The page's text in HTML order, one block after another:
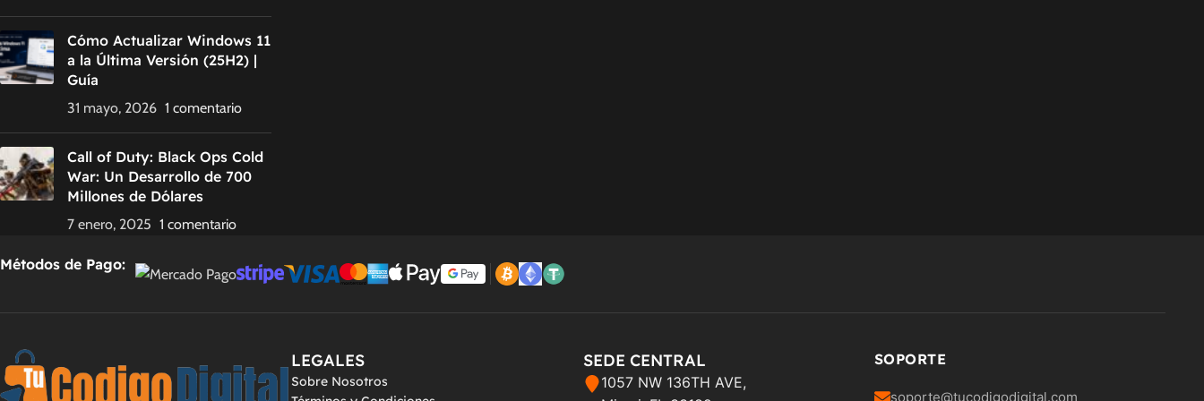
Cómo Actualizar Windows 11
a la Última Versión (25H2) |
Guía
31 mayo, 2026 1 comentario
Call of Duty: Black Ops Cold
War: Un Desarrollo de 700
Millones de Dólares
7 enero, 2025 1 comentario
Métodos de Pago:
LEGALES
Sobre Nosotros
SEDE CENTRAL
1057 NW 136TH AVE,
SOPORTE
soporte@tucodigodigital.com